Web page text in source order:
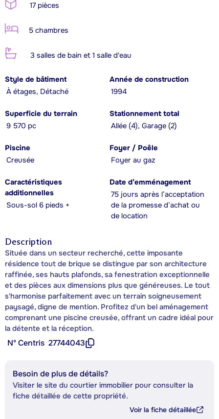
17 pièces
5 chambres
3 salles de bain et 1 salle d'eau
Style de bâtiment
À étages, Détaché
Année de construction
1994
Superficie du terrain
9 570 pc
Stationnement total
Allée (4), Garage (2)
Piscine
Creusée
Foyer / Poêle
Foyer au gaz
Caractéristiques
additionnelles
Sous-sol 6 pieds +
Date d’emménagement
75 jours après l’acceptation
de la promesse d’achat ou
de location
Description
Située dans un secteur recherché, cette imposante
résidence tout de brique se distingue par son architecture
raffinée, ses hauts plafonds, sa fenestration exceptionnelle
et des pièces aux dimensions plus que généreuses. Le tout
s'harmonise parfaitement avec un terrain soigneusement
paysagé, digne de mention. Profitez d'un bel aménagement
comprenant une piscine creusée, offrant un cadre idéal pour
la détente et la réception.
Nº Centris 27744043
Besoin de plus de détails?
Visiter le site du courtier immobilier pour consulter la
fiche détaillée de cette propriété.
Voir la fiche détaillée